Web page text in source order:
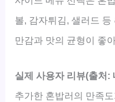
볼, 감자튀김, 샐러드
만감과 맛의 균형이 좋
실제 사용자 리뷰(출처:
추가한 혼밥러의 만족